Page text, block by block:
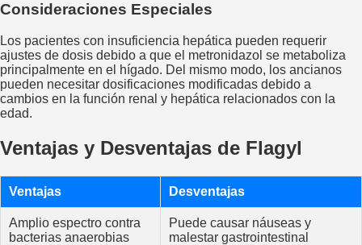
Consideraciones Especiales
Los pacientes con insuficiencia hepática pueden requerir
ajustes de dosis debido a que el metronidazol se metaboliza
principalmente en el hígado. Del mismo modo, los ancianos
pueden necesitar dosificaciones modificadas debido a
cambios en la función renal y hepática relacionados con la
edad.
Ventajas y Desventajas de Flagyl
Ventajas Desventajas
Amplio espectro contra
bacterias anaerobias
Puede causar náuseas y
malestar gastrointestinal